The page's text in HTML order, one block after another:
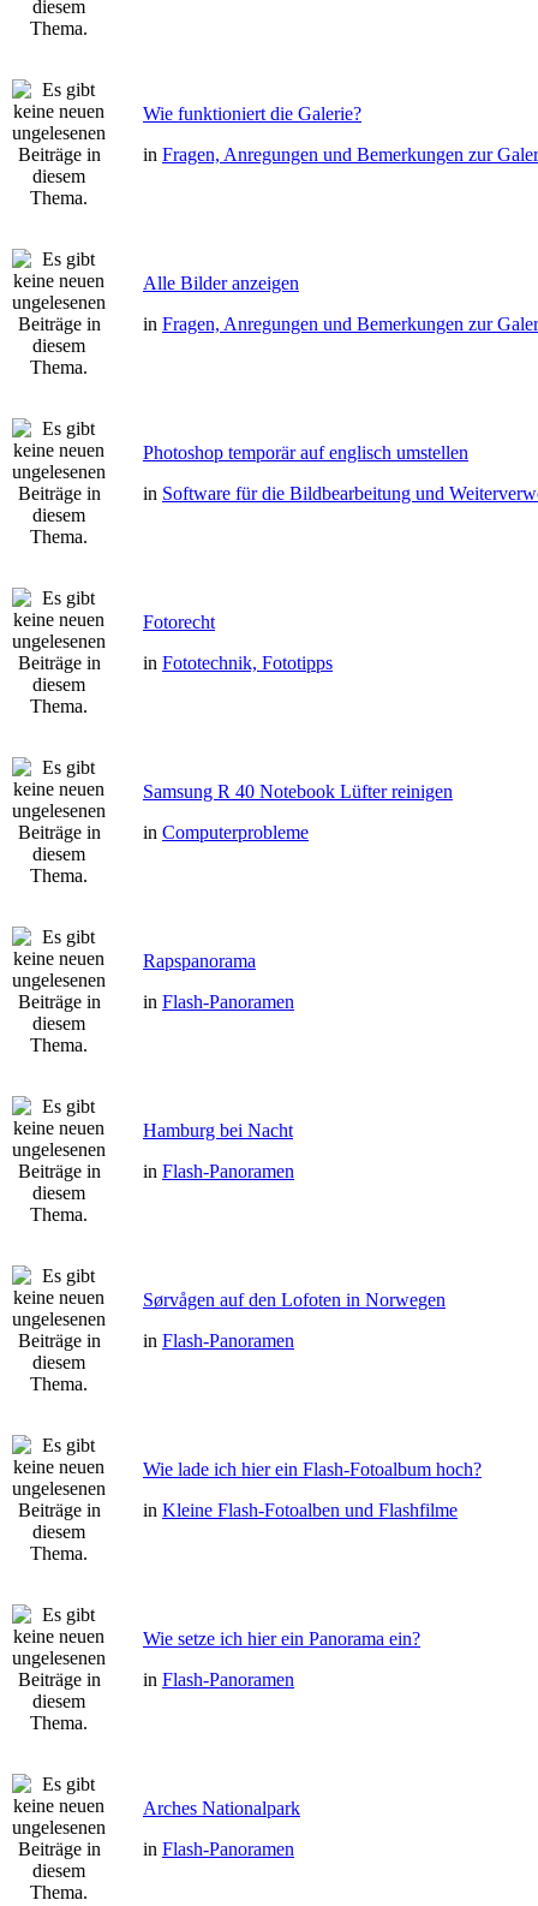
Wie funktioniert die Galerie?
in Fragen, Anregungen und Bemerkungen zur
Alle Bilder anzeigen
in Fragen, Anregungen und Bemerkungen zur
Photoshop temporär auf englisch umstellen
in Software für die Bildbearbeitung und
Fotorecht
in Fototechnik, Fototipps
Samsung R 40 Notebook Lüfter reinigen
in Computerprobleme
Rapspanorama
in Flash-Panoramen
Hamburg bei Nacht
in Flash-Panoramen
Sørvågen auf den Lofoten in Norwegen
in Flash-Panoramen
Wie lade ich hier ein Flash-Fotoalbum hoch?
in Kleine Flash-Fotoalben und Flashfilme
Wie setze ich hier ein Panorama ein?
in Flash-Panoramen
Arches Nationalpark
in Flash-Panoramen